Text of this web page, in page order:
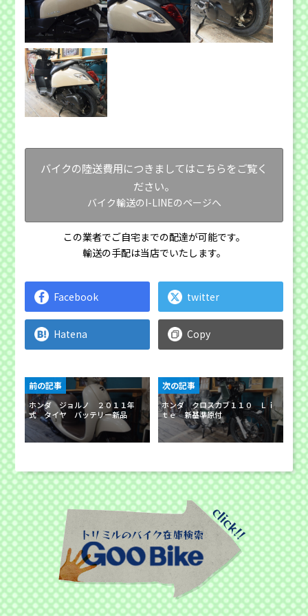
バイクの陸送費用につきましてはこちらをご覧く
ださい。
バイク輸送のI-LINEのページへ
この業者でご自宅までの配達が可能です。
輸送の手配は当店でいたします。
Facebook twitter
Hatena Copy
ホンダ ジョルノ ２０１１年
式 タイヤ バッテリー新品
前の記事
ホンダ クロスカブ１１０ Ｌｉ
ｔｅ 新基準原付
次の記事